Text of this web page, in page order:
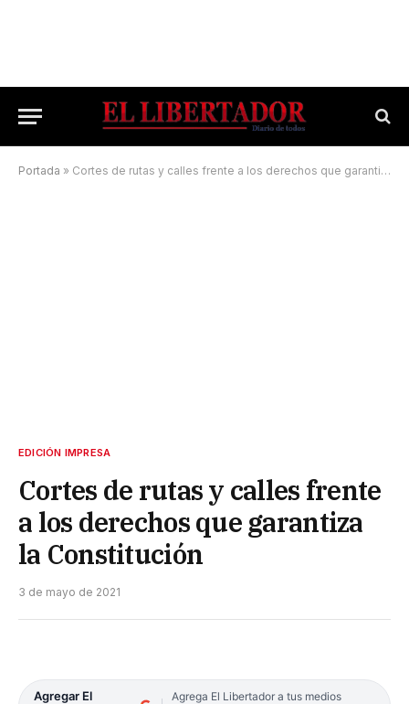
Portada » Cortes de rutas y calles frente a los derechos que garantiza la Constitución
EDICIÓN IMPRESA
Cortes de rutas y calles frente
a los derechos que garantiza
la Constitución
3 de mayo de 2021
Agregar El
Agrega El Libertador a tus medios